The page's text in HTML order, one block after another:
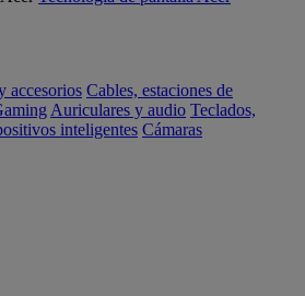
accesorios Cables, estaciones de
Auriculares y audio Teclados,
inteligentes Cámaras